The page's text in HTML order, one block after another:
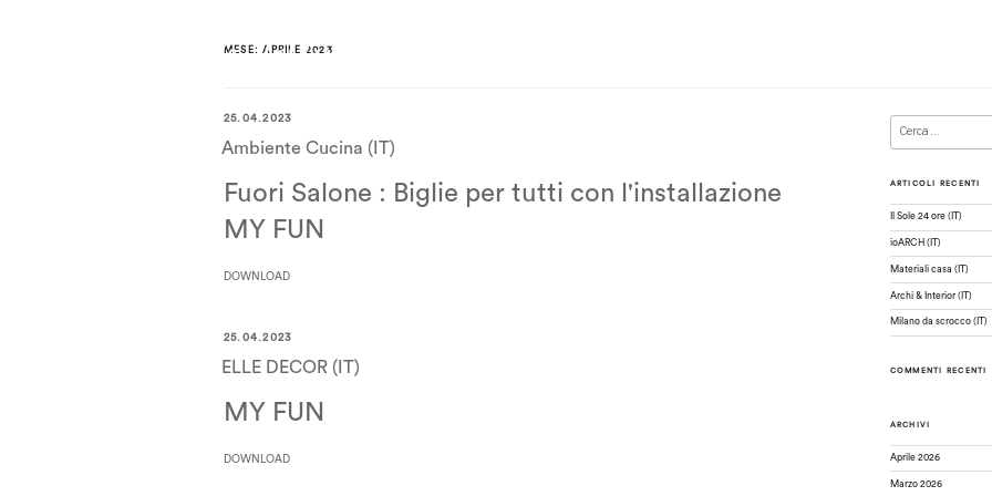
MESE:APRILE 2023
25.04.2023
Ambiente Cucina (IT)
Fuori Salone : Biglie per tutti con l'installazione
MY FUN
DOWNLOAD
25.04.2023
ELLE DECOR (IT)
MY FUN
DOWNLOAD
ARTICOLI RECENTI
Il Sole 24 ore (IT)
ioARCH (IT)
Materiali casa (IT)
Archi & Interior (IT)
Milano da scrocco (IT)
COMMENTI RECENTI
ARCHIVI
Aprile 2026
Marzo 2026